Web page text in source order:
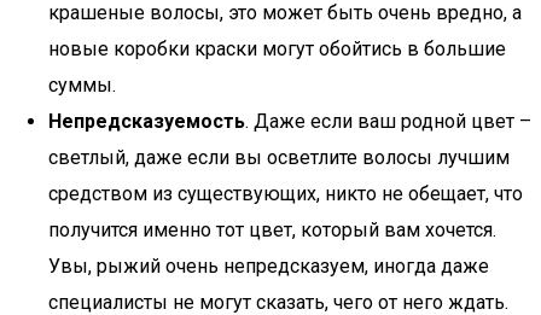
крашеные волосы, это может быть очень вредно, а
новые коробки краски могут обойтись в большие
суммы.
Непредсказуемость. Даже если ваш родной цвет –
светлый, даже если вы осветлите волосы лучшим
средством из существующих, никто не обещает, что
получится именно тот цвет, который вам хочется.
Увы, рыжий очень непредсказуем, иногда даже
специалисты не могут сказать, чего от него ждать.